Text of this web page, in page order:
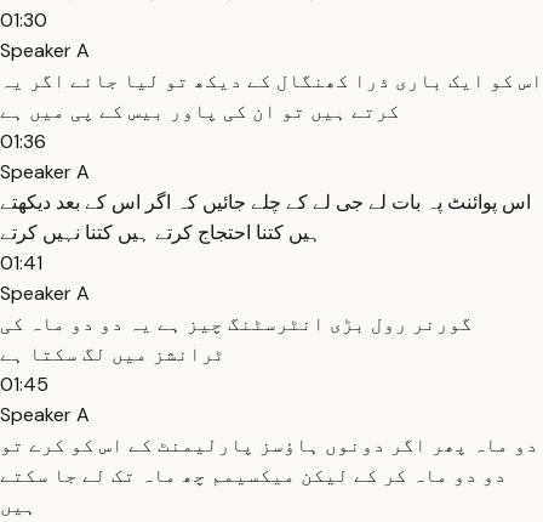
01:30
Speaker A
اس کو ایک باری ذرا کھنگال کے دیکھ تو لیا جائے اگر یہ
کرتے ہیں تو ان کی پاور بیس کے پی میں ہے
01:36
Speaker A
اس پوائنٹ پہ بات لے جی لے کے چلے جائیں کہ اگر اس کے بعد دیکھتے
ہیں کتنا احتجاج کرتے ہیں کتنا نہیں کرتے
01:41
Speaker A
گورنر رول بڑی انٹرسٹنگ چیز ہے یہ دو دو ماہ کی
ٹرانشز میں لگ سکتا ہے
01:45
Speaker A
دو ماہ پھر اگر دونوں ہاؤسز پارلیمنٹ کے اس کو کرے تو
دو دو ماہ کر کے لیکن میکسیمم چھ ماہ تک لے جا سکتے
ہیں